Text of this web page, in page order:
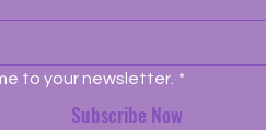
to your newsletter. *
Subscribe Now